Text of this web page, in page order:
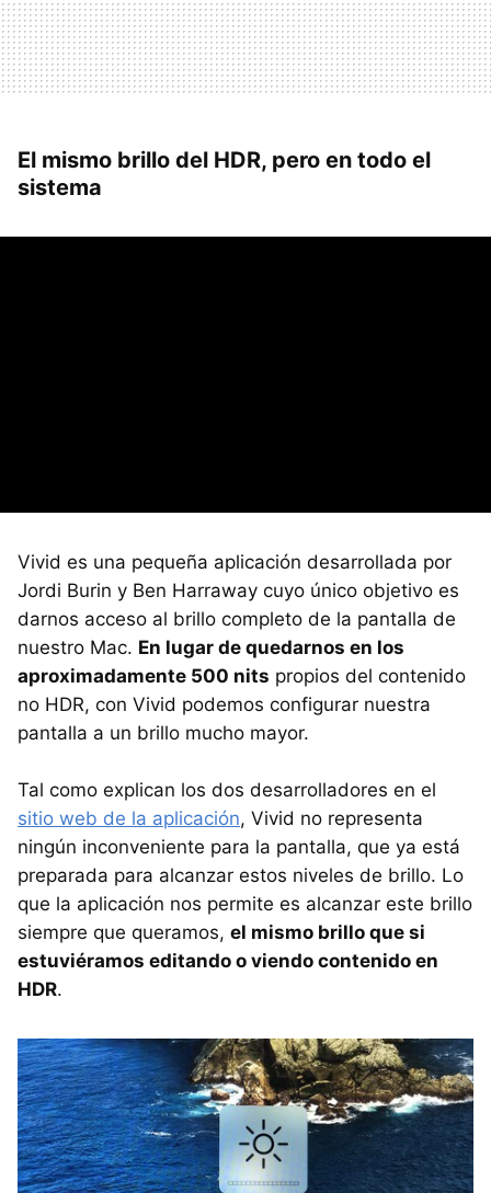
El mismo brillo del HDR, pero en todo el
sistema
Vivid es una pequeña aplicación desarrollada por
Jordi Burin y Ben Harraway cuyo único objetivo es
darnos acceso al brillo completo de la pantalla de
nuestro Mac. En lugar de quedarnos en los
aproximadamente 500 nits propios del contenido
no HDR, con Vivid podemos configurar nuestra
pantalla a un brillo mucho mayor.
Tal como explican los dos desarrolladores en el
sitio web de la aplicación, Vivid no representa
ningún inconveniente para la pantalla, que ya está
preparada para alcanzar estos niveles de brillo. Lo
que la aplicación nos permite es alcanzar este brillo
siempre que queramos, el mismo brillo que si
estuviéramos editando o viendo contenido en
HDR.